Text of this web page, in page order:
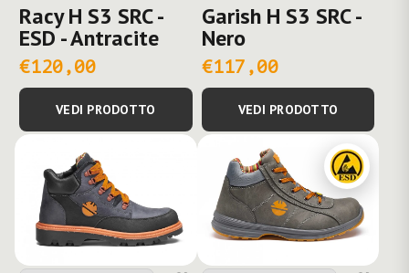
Racy H S3 SRC -
ESD - Antracite
€120,00
VEDI PRODOTTO
Garish H S3 SRC -
Nero
€117,00
VEDI PRODOTTO